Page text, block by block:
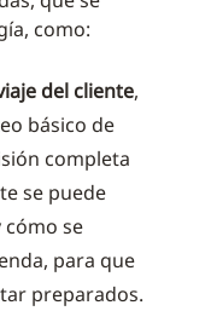
como:
del cliente,
básico de
completa
se puede
se
para que
preparados.